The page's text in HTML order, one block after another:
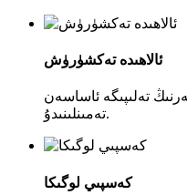
ئالاھىدە تەكشۈرۈش
تەلىپىگە ئاساسەن
تەمىنلىنىدۇ.
كەسپىي لوگىكا